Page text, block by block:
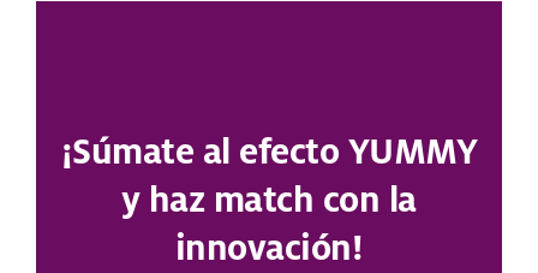
¡Súmate al efecto YUMMY
y haz match con la
innovación!